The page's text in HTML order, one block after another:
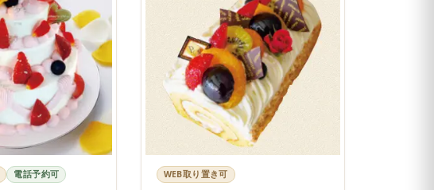
電話予約可 WEB取り置き可